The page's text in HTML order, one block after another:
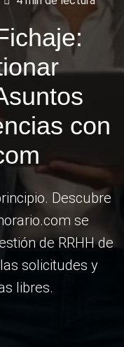
con
Descubre
se
de RRHH de
solicitudes y
libres.